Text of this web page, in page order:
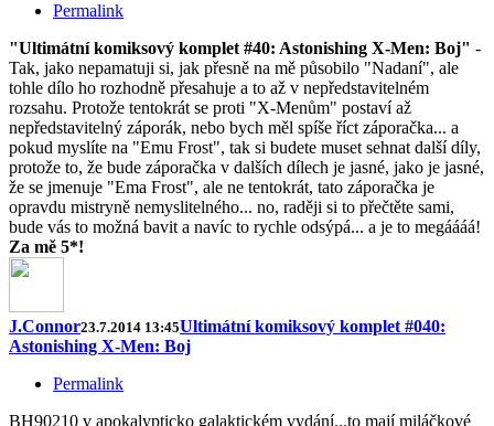
Permalink
"Ultimátní komiksový komplet #40: Astonishing X-Men: Boj" -
Tak, jako nepamatuji si, jak přesně na mě působilo "Nadaní", ale
tohle dílo ho rozhodně přesahuje a to až v nepředstavitelném
rozsahu. Protože tentokrát se proti "X-Menům" postaví až
nepředstavitelný záporák, nebo bych měl spíše říct záporačka... a
pokud myslíte na "Emu Frost", tak si budete muset sehnat další díly,
protože to, že bude záporačka v dalších dílech je jasné, jako je jasné,
že se jmenuje "Ema Frost", ale ne tentokrát, tato záporačka je
opravdu mistryně nemyslitelného... no, raději si to přečtěte sami,
bude vás to možná bavit a navíc to rychle odsýpá... a je to megáááá!
Za mě 5*!
J.Connor23.7.2014 13:45Ultimátní komiksový komplet #040:
Astonishing X-Men: Boj
Permalink
BH90210 v apokalypticko galaktickém vydání...to mají miláčkové